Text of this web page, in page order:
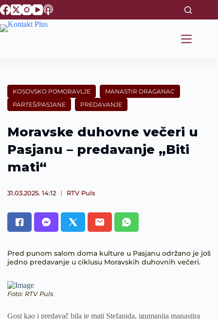
S
k
i
n
KOSOVSKO POMORAVLJE
MANASTIR DRAGANAC
PARTEŠ/PASJANE
PREDAVANJE
Moravske duhovne večeri u
Pasjanu – predavanje „Biti
mati“
31.03.2025. 14:12 RTV Puls
Pred punom salom doma kulture u Pasjanu održano je još
jedno predavanje u ciklusu Moravskih duhovnih večeri.
Foto: RTV Puls
Gost kao i predavač bila je mati Stefanida, igumanija manastira